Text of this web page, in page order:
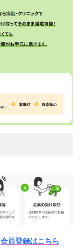
会員登録はこちら